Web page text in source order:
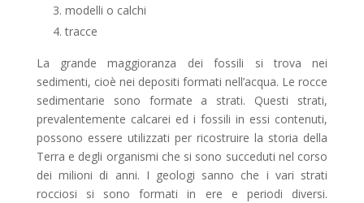
modelli o calchi
tracce
La grande maggioranza dei fossili si trova nei
sedimenti, cioè nei depositi formati nell’acqua. Le rocce
sedimentarie sono formate a strati. Questi strati,
prevalentemente calcarei ed i fossili in essi contenuti,
possono essere utilizzati per ricostruire la storia della
Terra e degli organismi che si sono succeduti nel corso
dei milioni di anni. I geologi sanno che i vari strati
rocciosi si sono formati in ere e periodi diversi.